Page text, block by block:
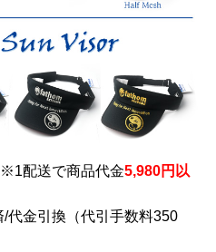
配送で商品代金5,980円以
代金引換（代引手数料350